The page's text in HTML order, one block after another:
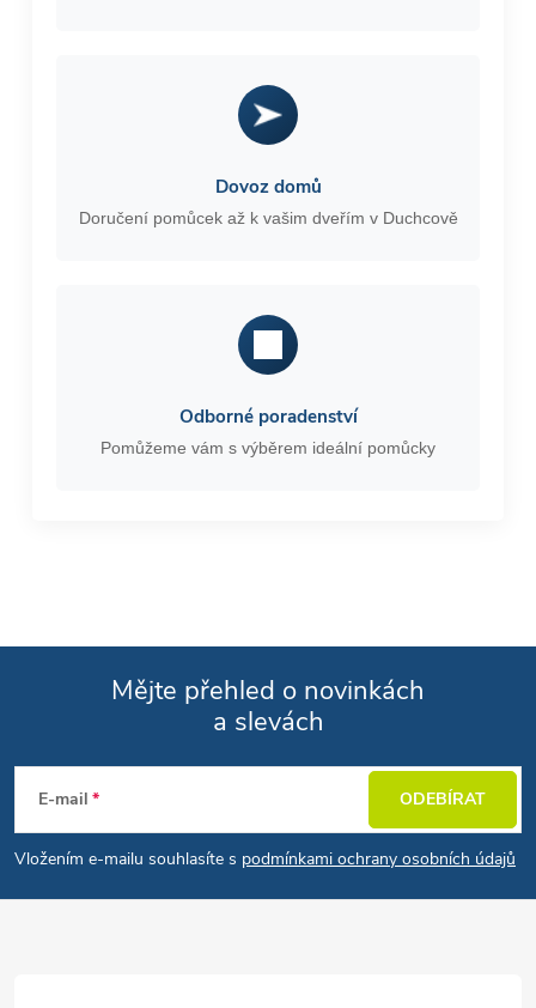
Dovoz domů
Doručení pomůcek až k vašim dveřím v Duchcově
Odborné poradenství
Pomůžeme vám s výběrem ideální pomůcky
Mějte přehled o novinkách
a slevách
E-mail
Vložením e-mailu souhlasíte s podmínkami ochrany osobních údajů
ODEBÍRAT